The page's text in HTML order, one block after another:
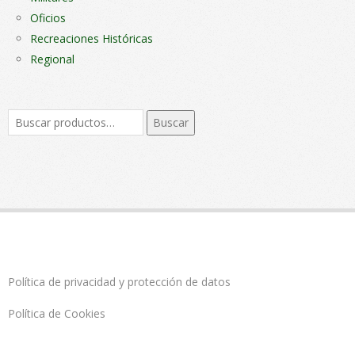
Oficios
Recreaciones Históricas
Regional
Buscar
por:
Buscar
Política de privacidad y protección de datos
Política de Cookies